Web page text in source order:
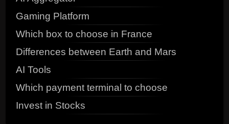
Gaming Platform
Which box to choose in France
Differences between Earth and Mars
AI Tools
Which payment terminal to choose
Invest in Stocks